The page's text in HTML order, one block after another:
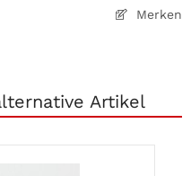
Merken
Artikel